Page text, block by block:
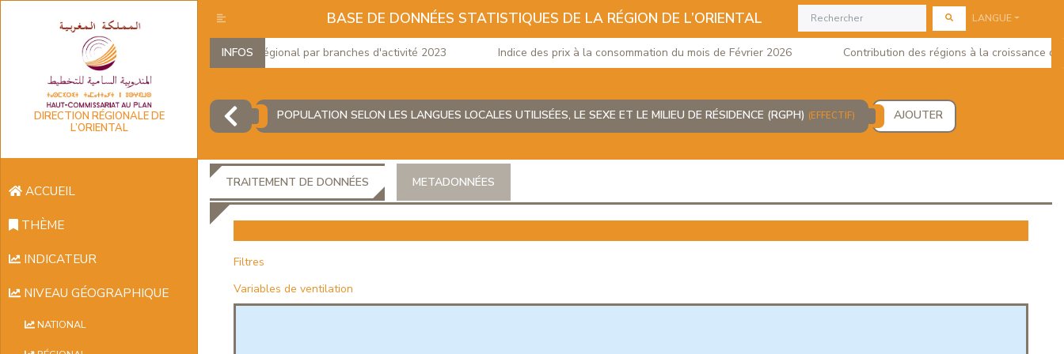
DIRECTION RÉGIONALE DE
L’ORIENTAL
ACCUEIL
THÈME
INDICATEUR
NIVEAU GÉOGRAPHIQUE
NATIONAL
BASE DE DONNÉES STATISTIQUES DE LA RÉGION DE L’ORIENTAL LANGUE
INFOS
Produit Intérieur Brut Régional par branches d'activité 2023 Indice des prix à la consommation du mois de Février 2026 Contribution des régions à la croissance du
POPULATION SELON LES LANGUES LOCALES UTILISÉES, LE SEXE ET LE MILIEU DE RÉSIDENCE (RGPH) (EFFECTIF) AJOUTER
TRAITEMENT DE DONNÉES METADONNÉES
Filtres
Variables de ventilation